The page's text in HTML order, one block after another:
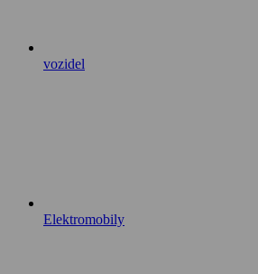
vozidel
Elektromobily